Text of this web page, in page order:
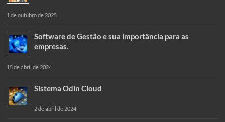
1 de outubro de 2025
Software de Gestão e sua importância para as
empresas.
15 de abril de 2024
Sistema Odin Cloud
2 de abril de 2024